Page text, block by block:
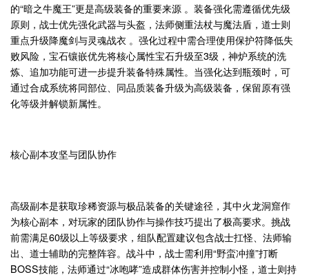
的“暗之牛魔王”更是高级装备的重要来源 。装备强化需遵循优先级
原则，战士优先强化武器与头盔，法师侧重法杖与魔法盾，道士则
重点升级降魔剑与灵魂战衣 。强化过程中需合理使用保护符降低失
败风险，宝石镶嵌优先将核心属性宝石升级至3级，神炉系统的洗
炼、追加功能可进一步提升装备特殊属性。当强化达到瓶颈时，可
通过合成系统将同部位、同品质装备升级为高级装备，保留原有强
化等级并解锁新属性。
核心副本攻坚与团队协作
高级副本是获取珍稀资源与极品装备的关键途径，其中火龙洞窟作
为核心副本，对玩家的团队协作与操作技巧提出了极高要求。挑战
前需满足60级以上等级要求，组队配置建议包含战士扛怪、法师输
出、道士辅助的完整阵容。战斗中，战士需利用“野蛮冲撞”打断
BOSS技能，法师通过“冰咆哮”造成群体伤害并控制小怪，道士则持